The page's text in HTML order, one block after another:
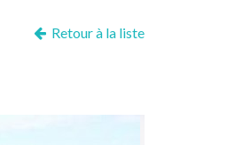
Retour à la liste